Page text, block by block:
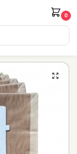
0
d’achat.